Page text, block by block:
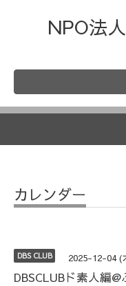
NPO法
カレンダー
DBS CLUB 2025-12-04 (
DBSCLUBド素人編